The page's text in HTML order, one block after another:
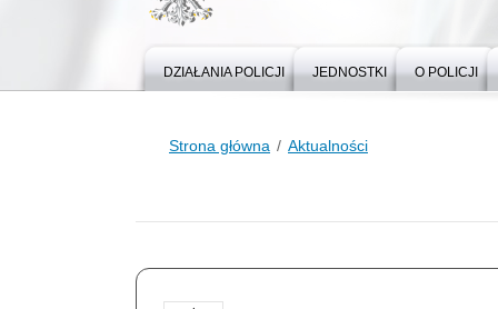
DZIAŁANIA POLICJI JEDNOSTKI O POLICJI
Strona główna Aktualności